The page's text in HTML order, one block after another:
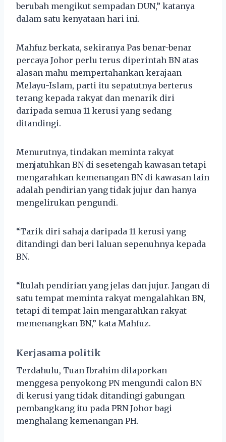
berubah mengikut sempadan DUN,” katanya
dalam satu kenyataan hari ini.
Mahfuz berkata, sekiranya Pas benar-benar
percaya Johor perlu terus diperintah BN atas
alasan mahu mempertahankan kerajaan
Melayu-Islam, parti itu sepatutnya berterus
terang kepada rakyat dan menarik diri
daripada semua 11 kerusi yang sedang
ditandingi.
Menurutnya, tindakan meminta rakyat
menjatuhkan BN di sesetengah kawasan tetapi
mengarahkan kemenangan BN di kawasan lain
adalah pendirian yang tidak jujur dan hanya
mengelirukan pengundi.
“Tarik diri sahaja daripada 11 kerusi yang
ditandingi dan beri laluan sepenuhnya kepada
BN.
“Itulah pendirian yang jelas dan jujur. Jangan di
satu tempat meminta rakyat mengalahkan BN,
tetapi di tempat lain mengarahkan rakyat
memenangkan BN,” kata Mahfuz.
Kerjasama politik
Terdahulu, Tuan Ibrahim dilaporkan
menggesa penyokong PN mengundi calon BN
di kerusi yang tidak ditandingi gabungan
pembangkang itu pada PRN Johor bagi
menghalang kemenangan PH.